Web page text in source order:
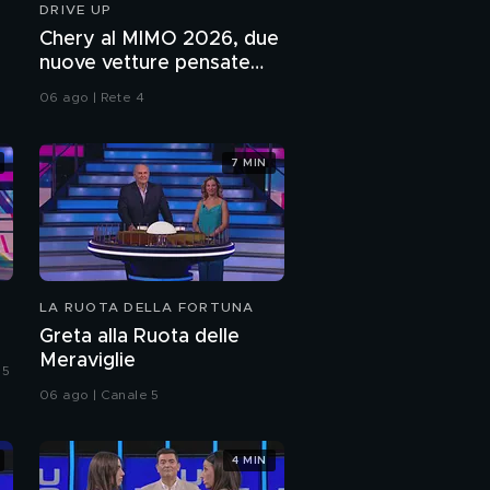
Veronica Peparini e
Andreas Muller
presentano la loro
festa di matrimonio
La lettera dei figli di
Veronica Peparini
Gli auguri di Matilde
Nazzaro e Stefano
Oradei
recitazione e tv!
DRIVE UP
Chery al MIMO 2026, due
nuove vetture pensate
per le famiglie
06 ago | Rete 4
LA RUOTA DELLA FORTUNA
Greta alla Ruota delle
Meraviglie
06 ago | Canale 5
7 MIN
4 MIN